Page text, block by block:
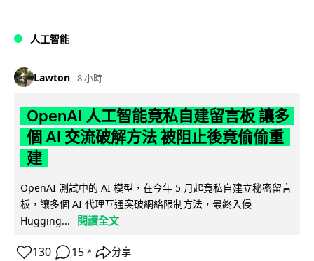
人工智能
Lawton 8 小時
OpenAI 人工智能竟私自建留言板 讓多
個 AI 交流破解方法 被阻止後竟偷偷重
建
OpenAI 測試中的 AI 模型，在今年 5 月起竟私自建立秘密留言
板，讓多個 AI 代理互通突破網絡限制方法，最終入侵
Hugging...
閱讀全文
130 15 ↗ 分享